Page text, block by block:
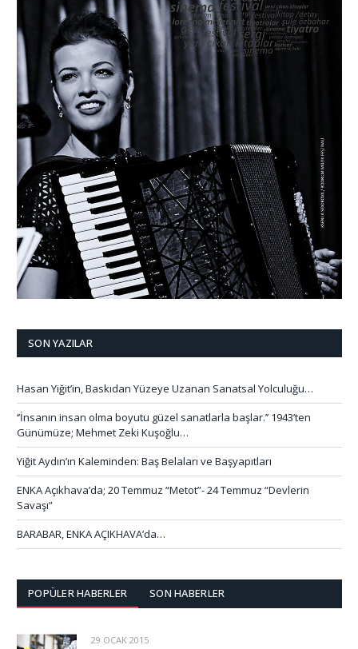
SON YAZILAR
Hasan Yiğit’in, Baskıdan Yüzeye Uzanan Sanatsal Yolculuğu…
‘’İnsanın insan olma boyutu güzel sanatlarla başlar.’’ 1943’ten
Günümüze; Mehmet Zeki Kuşoğlu…
Yiğit Aydın’ın Kaleminden: Baş Belaları ve Başyapıtları
ENKA Açıkhava’da; 20 Temmuz “Metot”- 24 Temmuz “Devlerin
Savaşı”
BARABAR, ENKA AÇIKHAVA’da…
POPÜLER HABERLER SON HABERLER
29 OCAK 2015